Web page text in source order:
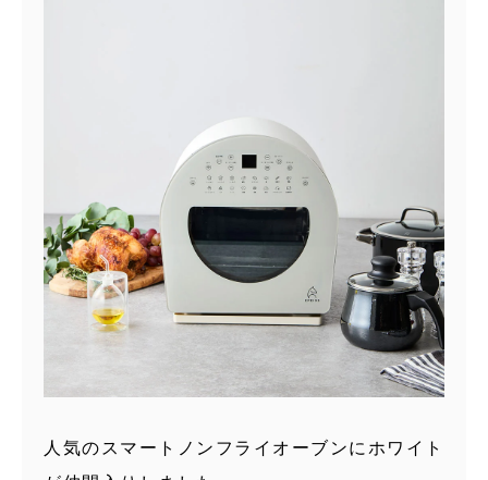
人気のスマートノンフライオーブンにホワイト